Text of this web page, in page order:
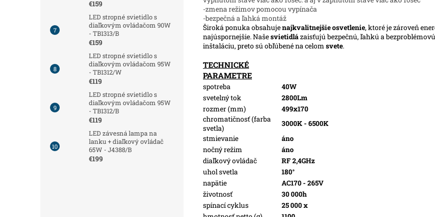
€159
LED stropné svietidlo s
diaľkovým ovládačom 90W
- TB1313/B
€159
LED stropné svietidlo s
diaľkovým ovládačom 95W
- TB1312/W
€119
LED stropné svietidlo s
diaľkovým ovládačom 95W
- TB1312/B
€119
LED závesná lampa na
lanku + diaľkový ovládač
65W - J4388/B
€199
-zmena režimov pomocou vypínača
-bezpečná a ľahká montáž
Široká ponuka obsahujenajkvalitnejšie osvetlenie, ktoré je zároveň
najúspornejšie. Našesvietidlázaisťujú bezpečnú, ľahkú a bezproblémovú
inštaláciu, preto sú obľúbené na celom svete.
TECHNICKÉ
PARAMETRE
spotreba
40W
svetelný tok
2800Lm
rozmer (mm)
499x170
chromatičnosť (farba
svetla)
3000K - 6500K
stmievanie
áno
nočný režim
áno
diaľkový ovládač
RF 2,4GHz
uhol svetla
180°
napätie
AC170 - 265V
životnosť
30 000h
spínací cyklus
25 000 x